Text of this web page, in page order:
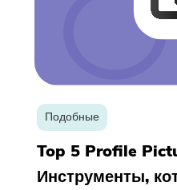
Подобные
Top 5 Profile
Инструменты,